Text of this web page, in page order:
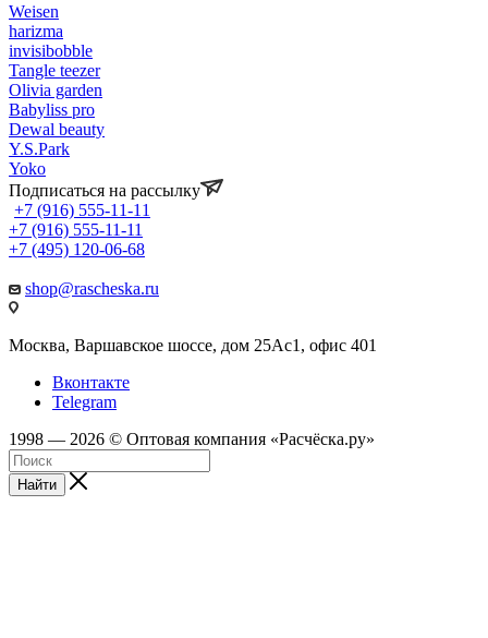
Weisen
harizma
invisibobble
Tangle teezer
Olivia garden
Babyliss pro
Dewal beauty
Y.S.Park
Yoko
Подписаться на рассылку
+7 (916) 555-11-11
+7 (916) 555-11-11
+7 (495) 120-06-68
shop@rascheska.ru
Москва, Варшавское шоссе, дом 25Аc1, офис 401
Вконтакте
Telegram
1998 — 2026 © Оптовая компания «Расчёска.ру»
Найти